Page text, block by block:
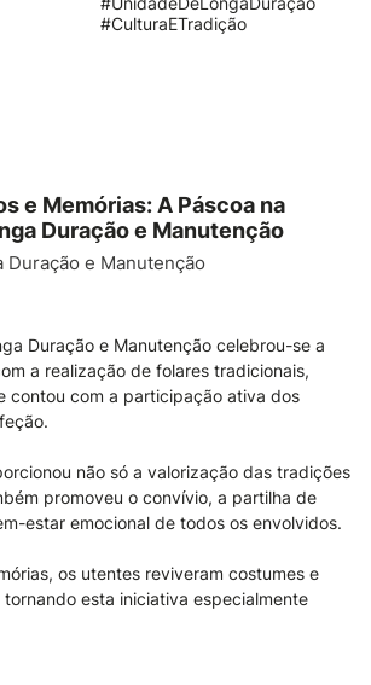
#CulturaETradição
e Memórias: A Páscoa na
Duração e Manutenção
Duração e Manutenção
Duração e Manutenção celebrou-se a
a realização de folares tradicionais,
contou com a participação ativa dos
não só a valorização das tradições
promoveu o convívio, a partilha de
estar emocional de todos os envolvidos.
os utentes reviveram costumes e
esta iniciativa especialmente